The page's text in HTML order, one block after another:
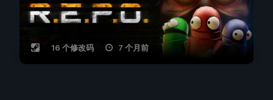
16 个修改码 7 个月前